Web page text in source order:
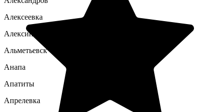
Алексеевка
Алексин
Альметьевск
Анапа
Апатиты
Апрелевка